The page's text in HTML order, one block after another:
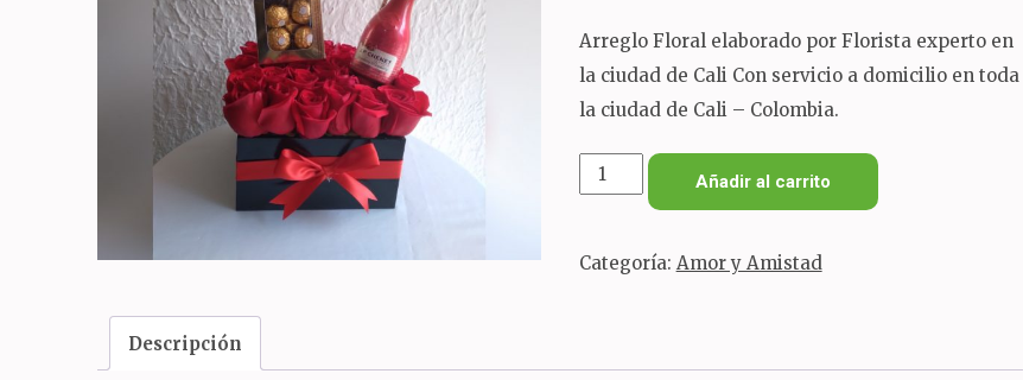
Arreglo Floral elaborado por Florista experto en
la ciudad de Cali Con servicio a domicilio en toda
la ciudad de Cali – Colombia.
cubo
especial
cantidad
Añadir al carrito
Categoría: Amor y Amistad
Descripción